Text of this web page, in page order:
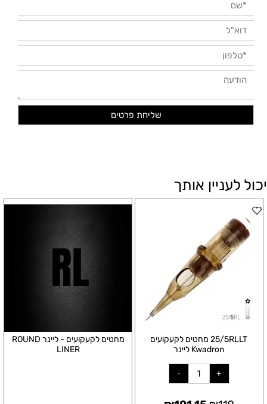
יכול לעניין אותך
25/5RLLT מחטים לקעקועים
Kwadron ליינר
מחטים לקעקועים - ליינר ROUND
LINER